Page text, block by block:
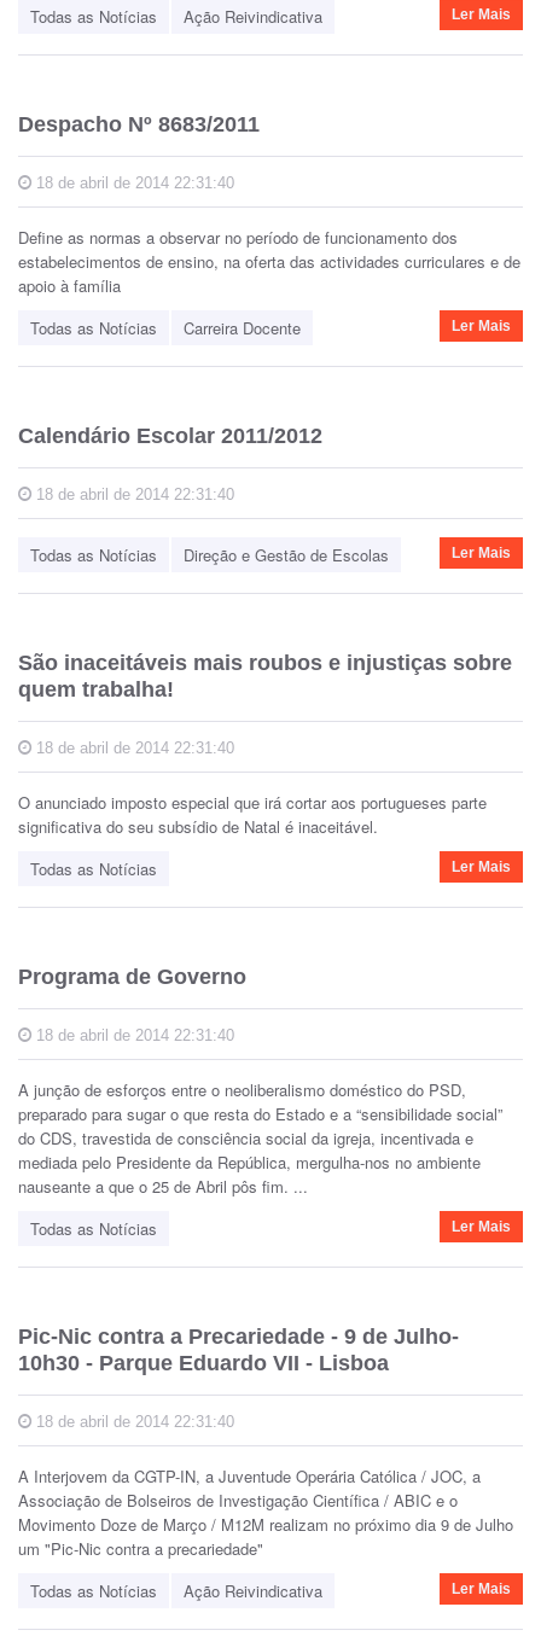
Todas as Notícias
Ação Reivindicativa Ler Mais
Despacho Nº 8683/2011
18 de abril de 2014 22:31:40
Define as normas a observar no período de funcionamento dos
estabelecimentos de ensino, na oferta das actividades curriculares e de
apoio à família
Todas as Notícias
Carreira Docente Ler Mais
Calendário Escolar 2011/2012
18 de abril de 2014 22:31:40
Todas as Notícias Direção e Gestão de Escolas Ler Mais
São inaceitáveis mais roubos e injustiças sobre
quem trabalha!
18 de abril de 2014 22:31:40
O anunciado imposto especial que irá cortar aos portugueses parte
significativa do seu subsídio de Natal é inaceitável.
Todas as Notícias
Ler Mais
Programa de Governo
18 de abril de 2014 22:31:40
A junção de esforços entre o neoliberalismo doméstico do PSD,
preparado para sugar o que resta do Estado e a “sensibilidade social”
do CDS, travestida de consciência social da igreja, incentivada e
mediada pelo Presidente da República, mergulha-nos no ambiente
nauseante a que o 25 de Abril pôs fim. ...
Todas as Notícias
Ler Mais
Pic-Nic contra a Precariedade - 9 de Julho-
10h30 - Parque Eduardo VII - Lisboa
18 de abril de 2014 22:31:40
A Interjovem da CGTP-IN, a Juventude Operária Católica / JOC, a
Associação de Bolseiros de Investigação Científica / ABIC e o
Movimento Doze de Março / M12M realizam no próximo dia 9 de Julho
um "Pic-Nic contra a precariedade"
Todas as Notícias
Ação Reivindicativa Ler Mais